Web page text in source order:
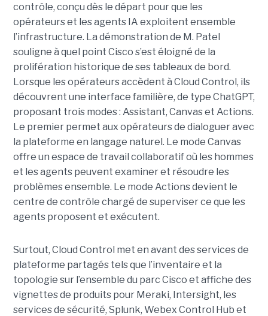
contrôle, conçu dès le départ pour que les
opérateurs et les agents IA exploitent ensemble
l’infrastructure. La démonstration de M. Patel
souligne à quel point Cisco s’est éloigné de la
prolifération historique de ses tableaux de bord.
Lorsque les opérateurs accèdent à Cloud Control, ils
découvrent une interface familière, de type ChatGPT,
proposant trois modes : Assistant, Canvas et Actions.
Le premier permet aux opérateurs de dialoguer avec
la plateforme en langage naturel. Le mode Canvas
offre un espace de travail collaboratif où les hommes
et les agents peuvent examiner et résoudre les
problèmes ensemble. Le mode Actions devient le
centre de contrôle chargé de superviser ce que les
agents proposent et exécutent.
Surtout, Cloud Control met en avant des services de
plateforme partagés tels que l’inventaire et la
topologie sur l’ensemble du parc Cisco et affiche des
vignettes de produits pour Meraki, Intersight, les
services de sécurité, Splunk, Webex Control Hub et